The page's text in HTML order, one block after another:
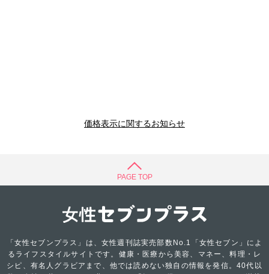
価格表示に関するお知らせ
PAGE TOP
「女性セブンプラス」は、女性週刊誌実売部数No.1「女性セブン」によ
るライフスタイルサイトです。健康・医療から美容、マネー、料理・レ
シピ、有名人グラビアまで、他では読めない独自の情報を発信。40代以